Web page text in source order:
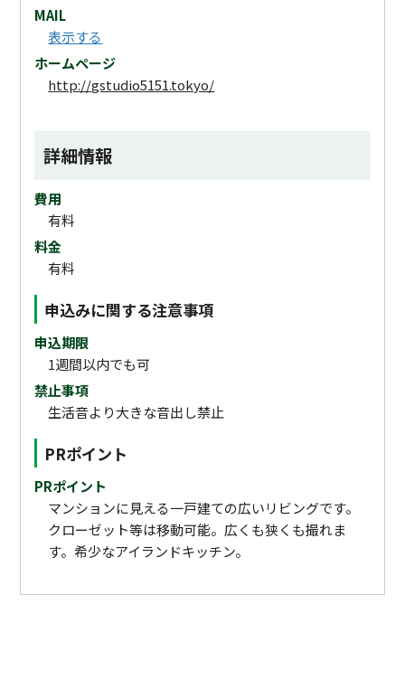
MAIL
表示する
ホームページ
http://gstudio5151.tokyo/
詳細情報
費用
有料
料金
有料
申込みに関する注意事項
申込期限
1週間以内でも可
禁止事項
生活音より大きな音出し禁止
PRポイント
PRポイント
マンションに見える一戸建ての広いリビングです。
クローゼット等は移動可能。広くも狭くも撮れま
す。希少なアイランドキッチン。